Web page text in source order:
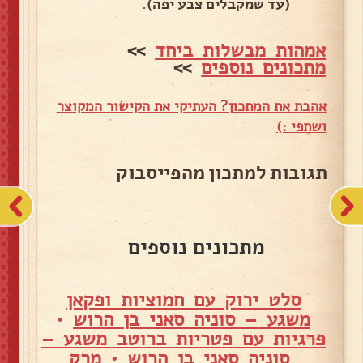
(עד שמקבלים צבע יפה).
אמהות מבשלות ביחד >>
מתכונים נוספים>>
אהבת את המתכון? העתיקי את הקישור המקוצר
ושתפי :)
תגובות למתכון מהפייסבוק
מתכונים נוספים
סלט ירוק עם חמוציות ופקאן
משגע – סוניה סאני בן הרוש •
פרגיות עם פטריות ברוטב משגע –